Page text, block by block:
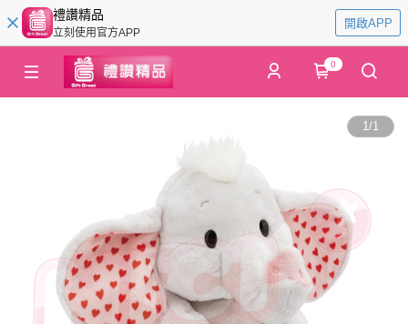
禮讚精品
立刻使用官方APP
開啟APP
0
1/1